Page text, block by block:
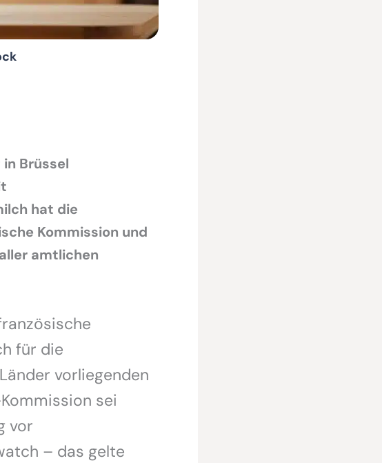
Brüssel
hat die
Kommission und
amtlichen
für die
vorliegenden
sei
vor
– das gelte